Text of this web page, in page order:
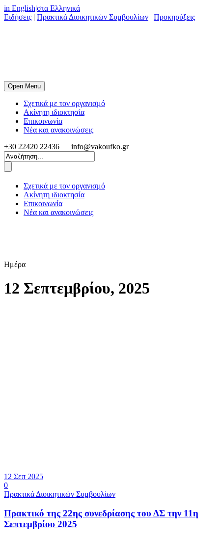
in English|στα Ελληνικά
Ειδήσεις | Πρακτικά Διοικητικών Συμβουλίων | Προκηρύξεις
Open Menu
Σχετικά με τον οργανισμό
Ακίνητη ιδιοκτησία
Επικοινωνία
Νέα και ανακοινώσεις
+30 22420 22436
info@vakoufko.gr
Σχετικά με τον οργανισμό
Ακίνητη ιδιοκτησία
Επικοινωνία
Νέα και ανακοινώσεις
Ημέρα
12 Σεπτεμβρίου, 2025
12 Σεπ 2025
0
Πρακτικά Διοικητικών Συμβουλίων
Πρακτικό της 22ης συνεδρίασης του ΔΣ την 11η
Σεπτεμβρίου 2025